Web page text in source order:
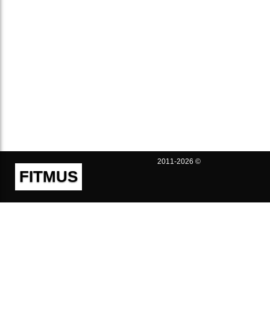
FITMUS
2011-2026 ©